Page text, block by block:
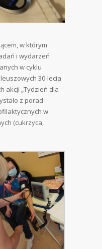
w którym
i wydarzeń
w cyklu
30-lecia
akcji „Tydzień dla
z porad
w
(cukrzyca,